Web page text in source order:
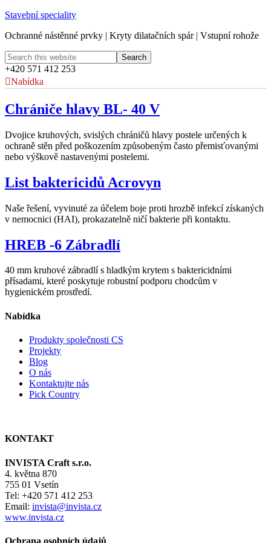
Stavební speciality
Ochranné nástěnné prvky | Kryty dilatačních spár | Vstupní rohože
+420 571 412 253
Nabídka
Chrániče hlavy BL- 40 V
Dvojice kruhových, svislých chráničů hlavy postele určených k
ochraně stěn před poškozením způsobeným často přemisťovanými
nebo výškově nastavenými postelemi.
List baktericidů Acrovyn
Naše řešení, vyvinuté za účelem boje proti hrozbě infekcí získaných
v nemocnici (HAI), prokazatelně ničí bakterie při kontaktu.
HREB -6 Zábradlí
40 mm kruhové zábradlí s hladkým krytem s baktericidními
přísadami, které poskytuje robustní podporu chodcům v
hygienickém prostředí.
Nabídka
Produkty společnosti CS
Projekty
Blog
O nás
Kontaktujte nás
Pick Country
KONTAKT
INVISTA Craft s.r.o.
4. května 870
755 01 Vsetín
Tel: +420 571 412 253
Email: invista@invista.cz
www.invista.cz
Ochrana osobních údajů